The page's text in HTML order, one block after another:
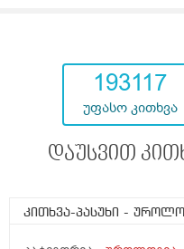
193117
უფასო კითხვა
დაუსვით
კითხვა-პასუხი -